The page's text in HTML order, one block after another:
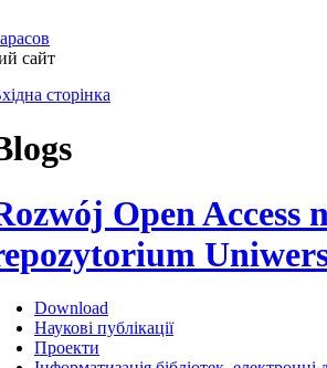
сайт
сторінка
Open Access
Download
Наукові публікації
Проекти